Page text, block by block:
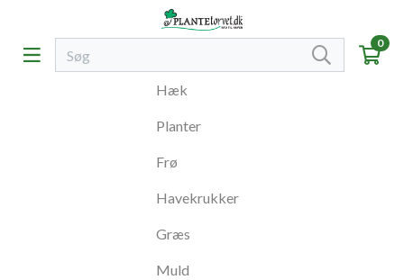
0
Hæk
Planter
Frø
Havekrukker
Græs
Muld